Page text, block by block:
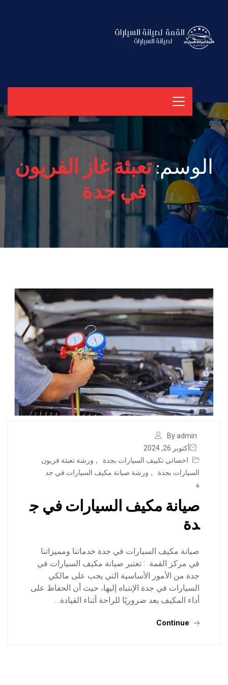
الوسم:تعبئة غاز الفريون
في جدة
By admin
أكتوبر 26, 2024
اخصائي تكييف السيارات بجدة
, ورشة تعبئة فريون
السيارات بجدة
, ورشة صيانة مكيف السيارات في جد
ة
صيانة مكيف السيارات في ج
دة
صيانة مكيف السيارات في جدة خدماتنا ومميزاتنا
في مركز القمة : تعتبر صيانة مكيف السيارات في
جدة من الأمور الأساسية التي يجب على مالكي
السيارات في جدة الإنتباه إليها، حيث أن الحفاظ على
أداء المكيف يعد ضروريًا للراحة أثناء القيادة…
Continue